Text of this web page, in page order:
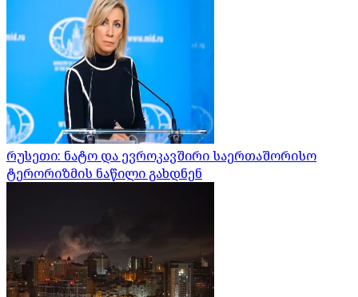
რუსეთი: ნატო და ევროკავშირი საერთაშორისო
ტერორიზმის ნაწილი გახდნენ